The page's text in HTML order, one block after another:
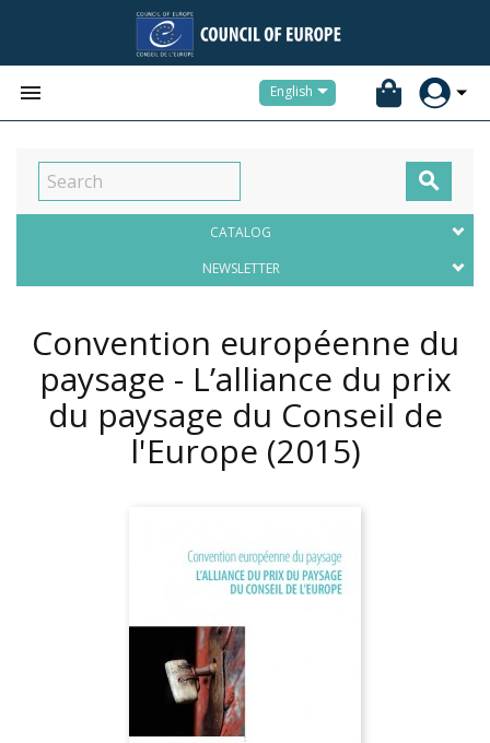
 English

CATALOG
NEWSLETTER
Convention européenne du
paysage - L’alliance du prix
du paysage du Conseil de
l'Europe (2015)